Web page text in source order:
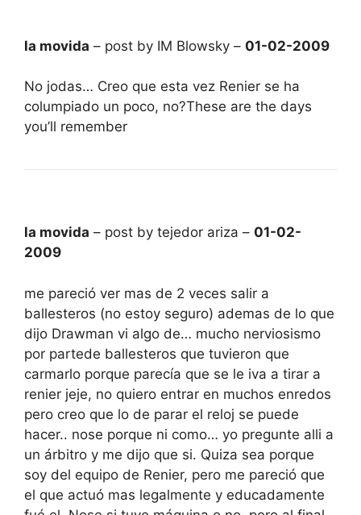
la movida – post by IM Blowsky – 01-02-2009
No jodas… Creo que esta vez Renier se ha
columpiado un poco, no?These are the days
you’ll remember
la movida – post by tejedor ariza – 01-02-
2009
me pareció ver mas de 2 veces salir a
ballesteros (no estoy seguro) ademas de lo que
dijo Drawman vi algo de… mucho nerviosismo
por partede ballesteros que tuvieron que
carmarlo porque parecía que se le iva a tirar a
renier jeje, no quiero entrar en muchos enredos
pero creo que lo de parar el reloj se puede
hacer.. nose porque ni como… yo pregunte alli a
un árbitro y me dijo que si. Quiza sea porque
soy del equipo de Renier, pero me pareció que
el que actuó mas legalmente y educadamente